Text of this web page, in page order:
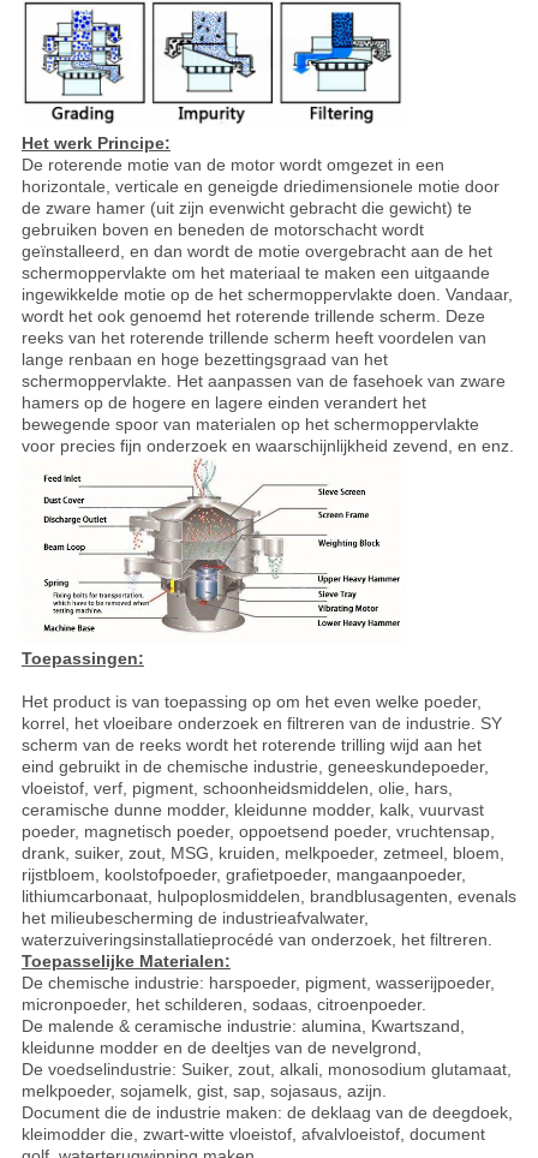
Het werk Principe:
De roterende motie van de motor wordt omgezet in een
horizontale, verticale en geneigde driedimensionele motie door
de zware hamer (uit zijn evenwicht gebracht die gewicht) te
gebruiken boven en beneden de motorschacht wordt
geïnstalleerd, en dan wordt de motie overgebracht aan de het
schermoppervlakte om het materiaal te maken een uitgaande
ingewikkelde motie op de het schermoppervlakte doen. Vandaar,
wordt het ook genoemd het roterende trillende scherm. Deze
reeks van het roterende trillende scherm heeft voordelen van
lange renbaan en hoge bezettingsgraad van het
schermoppervlakte. Het aanpassen van de fasehoek van zware
hamers op de hogere en lagere einden verandert het
bewegende spoor van materialen op het schermoppervlakte
voor precies fijn onderzoek en waarschijnlijkheid zevend, en enz.
Toepassingen:
Het product is van toepassing op om het even welke poeder,
korrel, het vloeibare onderzoek en filtreren van de industrie. SY
scherm van de reeks wordt het roterende trilling wijd aan het
eind gebruikt in de chemische industrie, geneeskundepoeder,
vloeistof, verf, pigment, schoonheidsmiddelen, olie, hars,
ceramische dunne modder, kleidunne modder, kalk, vuurvast
poeder, magnetisch poeder, oppoetsend poeder, vruchtensap,
drank, suiker, zout, MSG, kruiden, melkpoeder, zetmeel, bloem,
rijstbloem, koolstofpoeder, grafietpoeder, mangaanpoeder,
lithiumcarbonaat, hulpoplosmiddelen, brandblusagenten, evenals
het milieubescherming de industrieafvalwater,
waterzuiveringsinstallatieprocédé van onderzoek, het filtreren.
Toepasselijke Materialen:
De chemische industrie: harspoeder, pigment, wasserijpoeder,
micronpoeder, het schilderen, sodaas, citroenpoeder.
De malende & ceramische industrie: alumina, Kwartszand,
kleidunne modder en de deeltjes van de nevelgrond,
De voedselindustrie: Suiker, zout, alkali, monosodium glutamaat,
melkpoeder, sojamelk, gist, sap, sojasaus, azijn.
Document die de industrie maken: de deklaag van de deegdoek,
kleimodder die, zwart-witte vloeistof, afvalvloeistof, document